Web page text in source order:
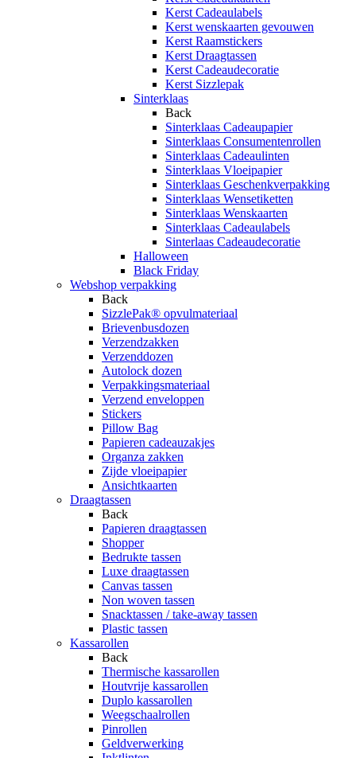
Kerst Cadeaulabels
Kerst wenskaarten gevouwen
Kerst Raamstickers
Kerst Draagtassen
Kerst Cadeaudecoratie
Kerst Sizzlepak
Sinterklaas
Back
Sinterklaas Cadeaupapier
Sinterklaas Consumentenrollen
Sinterklaas Cadeaulinten
Sinterklaas Vloeipapier
Sinterklaas Geschenkverpakking
Sinterklaas Wensetiketten
Sinterklaas Wenskaarten
Sinterklaas Cadeaulabels
Sinterlaas Cadeaudecoratie
Halloween
Black Friday
Webshop verpakking
Back
SizzlePak® opvulmateriaal
Brievenbusdozen
Verzendzakken
Verzenddozen
Autolock dozen
Verpakkingsmateriaal
Verzend enveloppen
Stickers
Pillow Bag
Papieren cadeauzakjes
Organza zakken
Zijde vloeipapier
Ansichtkaarten
Draagtassen
Back
Papieren draagtassen
Shopper
Bedrukte tassen
Luxe draagtassen
Canvas tassen
Non woven tassen
Snacktassen / take-away tassen
Plastic tassen
Kassarollen
Back
Thermische kassarollen
Houtvrije kassarollen
Duplo kassarollen
Weegschaalrollen
Pinrollen
Geldverwerking